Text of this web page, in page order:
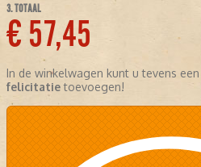
3. TOTAAL
€ 57,45
In de winkelwagen kunt u tevens een
felicitatietoevoegen!